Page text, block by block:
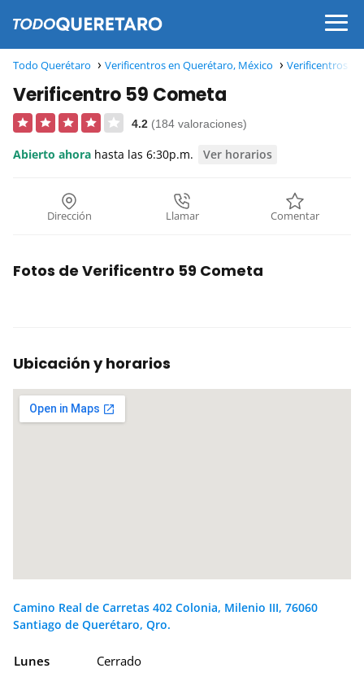
Todo Querétaro Verificentros en Querétaro, México Verificentros
Verificentro 59 Cometa
4.2 (184 valoraciones)
Abierto ahora hasta las 6:30p.m. Ver horarios
Dirección Llamar Comentar
Fotos de Verificentro 59 Cometa
Ubicación y horarios
Camino Real de Carretas 402 Colonia, Milenio III, 76060
Santiago de Querétaro, Qro.
Lunes
Cerrado